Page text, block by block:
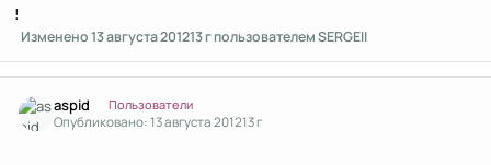
!
Изменено13 августа 201213 гпользователем SERGEII
aspid Пользователи
Опубликовано:13 августа 201213 г